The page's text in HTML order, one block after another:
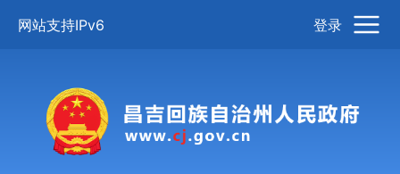
网站支持IPv6 登录